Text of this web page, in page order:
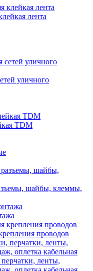
лента
уличного
TDM
шайбы, клеммы,
проводов
ленты,